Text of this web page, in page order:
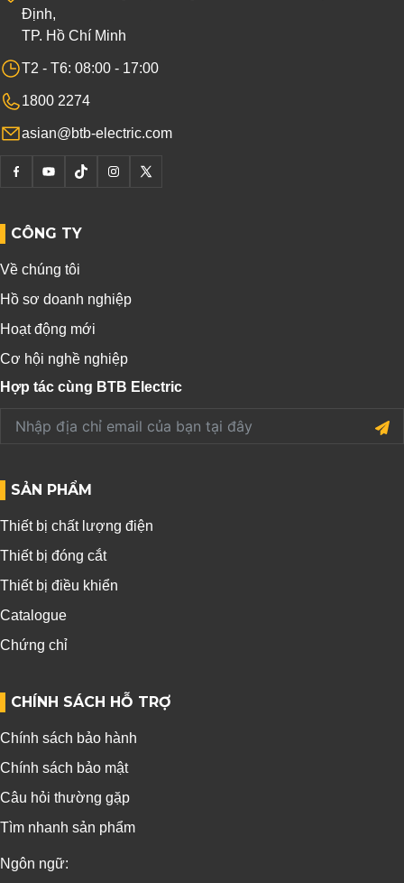
Định,
TP. Hồ Chí Minh
T2 - T6: 08:00 - 17:00
1800 2274
asian@btb-electric.com
CÔNG TY
Về chúng tôi
Hồ sơ doanh nghiệp
Hoạt động mới
Cơ hội nghề nghiệp
Hợp tác cùng BTB Electric
SẢN PHẨM
Thiết bị chất lượng điện
Thiết bị đóng cắt
Thiết bị điều khiển
Catalogue
Chứng chỉ
CHÍNH SÁCH HỖ TRỢ
Chính sách bảo hành
Chính sách bảo mật
Câu hỏi thường gặp
Tìm nhanh sản phẩm
Ngôn ngữ: